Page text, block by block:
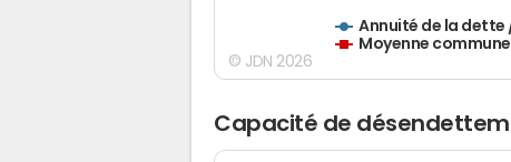
Annuité de la
Moyenne
© JDN 2026
Capacité de